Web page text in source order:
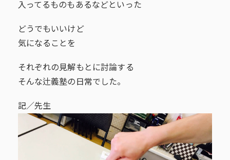
入ってるものもあるなどといった
どうでもいいけど
気になることを
それぞれの見解もとに討論する
そんな辻義塾の日常でした。
記／先生